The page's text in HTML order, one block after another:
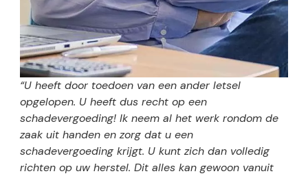
“U heeft door toedoen van een ander letsel
opgelopen. U heeft dus recht op een
schadevergoeding! Ik neem al het werk rondom de
zaak uit handen en zorg dat u een
schadevergoeding krijgt. U kunt zich dan volledig
richten op uw herstel. Dit alles kan gewoon vanuit